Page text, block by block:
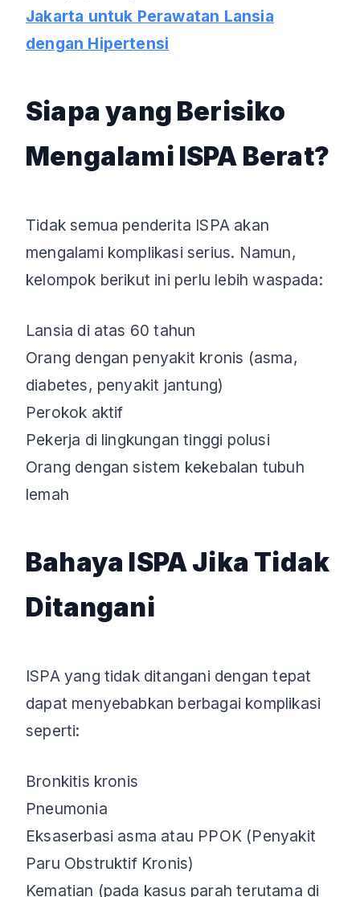
Jakarta untuk Perawatan Lansia
dengan Hipertensi
Siapa yang Berisiko
Mengalami ISPA Berat?
Tidak semua penderita ISPA akan
mengalami komplikasi serius. Namun,
kelompok berikut ini perlu lebih waspada:
Lansia di atas 60 tahun
Orang dengan penyakit kronis (asma,
diabetes, penyakit jantung)
Perokok aktif
Pekerja di lingkungan tinggi polusi
Orang dengan sistem kekebalan tubuh
lemah
Bahaya ISPA Jika Tidak
Ditangani
ISPA yang tidak ditangani dengan tepat
dapat menyebabkan berbagai komplikasi
seperti:
Bronkitis kronis
Pneumonia
Eksaserbasi asma atau PPOK (Penyakit
Paru Obstruktif Kronis)
Kematian (pada kasus parah terutama di